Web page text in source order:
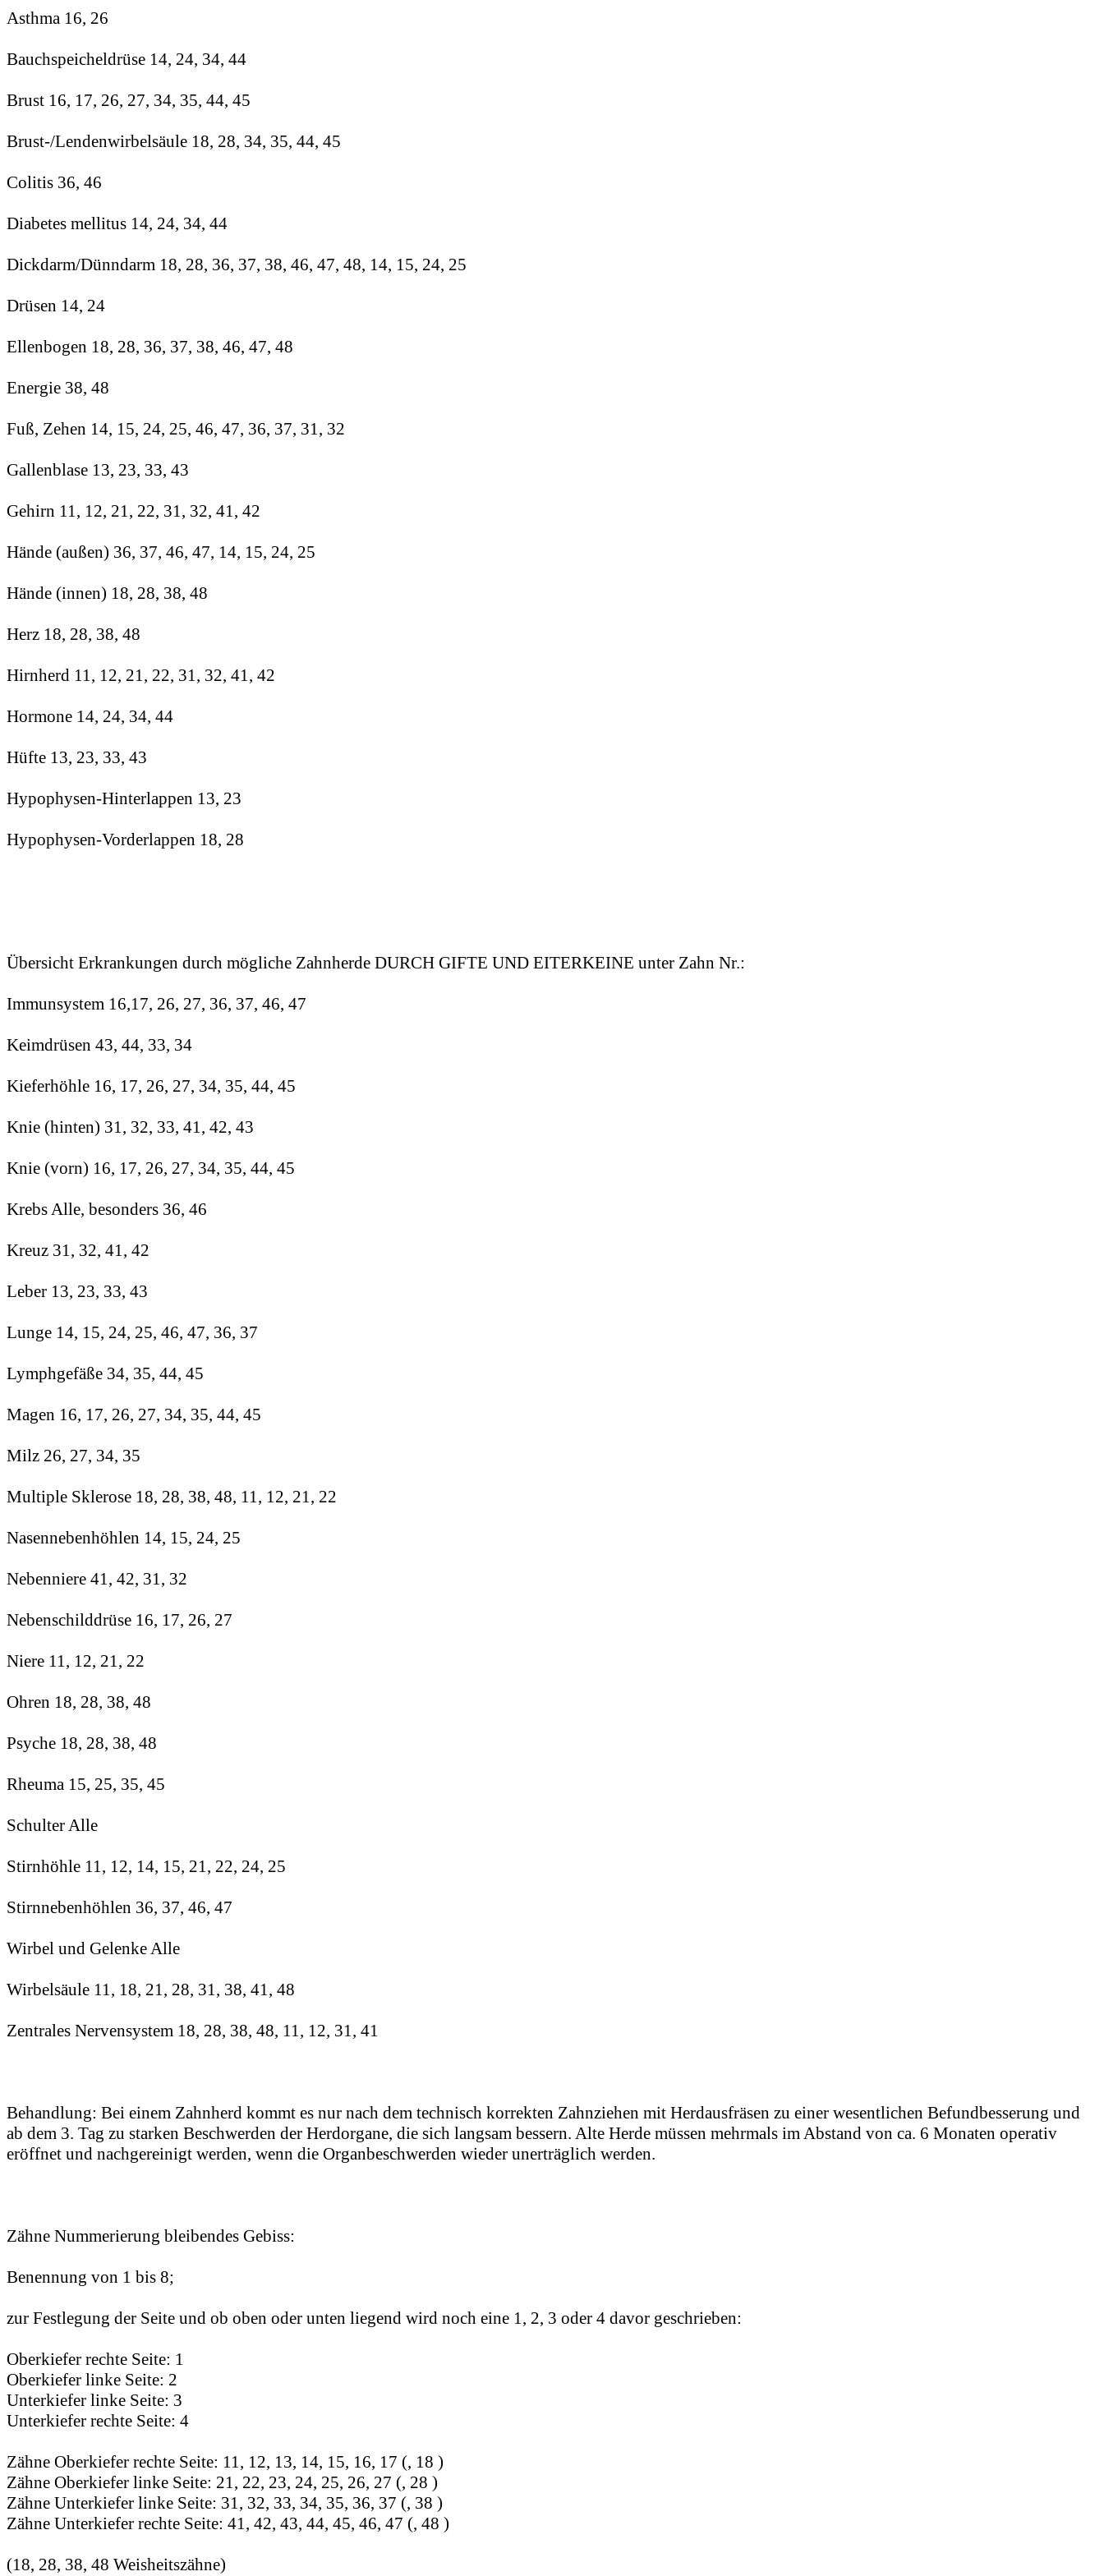
Asthma 16, 26
Bauchspeicheldrüse 14, 24, 34, 44
Brust 16, 17, 26, 27, 34, 35, 44, 45
Brust-/Lendenwirbelsäule 18, 28, 34, 35, 44, 45
Colitis 36, 46
Diabetes mellitus 14, 24, 34, 44
Dickdarm/Dünndarm 18, 28, 36, 37, 38, 46, 47, 48, 14, 15, 24, 25
Drüsen 14, 24
Ellenbogen 18, 28, 36, 37, 38, 46, 47, 48
Energie 38, 48
Fuß, Zehen 14, 15, 24, 25, 46, 47, 36, 37, 31, 32
Gallenblase 13, 23, 33, 43
Gehirn 11, 12, 21, 22, 31, 32, 41, 42
Hände (außen) 36, 37, 46, 47, 14, 15, 24, 25
Hände (innen) 18, 28, 38, 48
Herz 18, 28, 38, 48
Hirnherd 11, 12, 21, 22, 31, 32, 41, 42
Hormone 14, 24, 34, 44
Hüfte 13, 23, 33, 43
Hypophysen-Hinterlappen 13, 23
Hypophysen-Vorderlappen 18, 28
Übersicht Erkrankungen durch mögliche Zahnherde DURCH GIFTE UND EITERKEINE unter Zahn Nr.:
Immunsystem 16,17, 26, 27, 36, 37, 46, 47
Keimdrüsen 43, 44, 33, 34
Kieferhöhle 16, 17, 26, 27, 34, 35, 44, 45
Knie (hinten) 31, 32, 33, 41, 42, 43
Knie (vorn) 16, 17, 26, 27, 34, 35, 44, 45
Krebs Alle, besonders 36, 46
Kreuz 31, 32, 41, 42
Leber 13, 23, 33, 43
Lunge 14, 15, 24, 25, 46, 47, 36, 37
Lymphgefäße 34, 35, 44, 45
Magen 16, 17, 26, 27, 34, 35, 44, 45
Milz 26, 27, 34, 35
Multiple Sklerose 18, 28, 38, 48, 11, 12, 21, 22
Nasennebenhöhlen 14, 15, 24, 25
Nebenniere 41, 42, 31, 32
Nebenschilddrüse 16, 17, 26, 27
Niere 11, 12, 21, 22
Ohren 18, 28, 38, 48
Psyche 18, 28, 38, 48
Rheuma 15, 25, 35, 45
Schulter Alle
Stirnhöhle 11, 12, 14, 15, 21, 22, 24, 25
Stirnnebenhöhlen 36, 37, 46, 47
Wirbel und Gelenke Alle
Wirbelsäule 11, 18, 21, 28, 31, 38, 41, 48
Zentrales Nervensystem 18, 28, 38, 48, 11, 12, 31, 41
Behandlung: Bei einem Zahnherd kommt es nur nach dem technisch korrekten Zahnziehen mit Herdausfräsen zu einer wesentlichen Befundbesserung und
ab dem 3. Tag zu starken Beschwerden der Herdorgane, die sich langsam bessern. Alte Herde müssen mehrmals im Abstand von ca. 6 Monaten operativ
eröffnet und nachgereinigt werden, wenn die Organbeschwerden wieder unerträglich werden.
Zähne Nummerierung bleibendes Gebiss:
Benennung von 1 bis 8;
zur Festlegung der Seite und ob oben oder unten liegend wird noch eine 1, 2, 3 oder 4 davor geschrieben:
Oberkiefer rechte Seite: 1
Oberkiefer linke Seite: 2
Unterkiefer linke Seite: 3
Unterkiefer rechte Seite: 4
Zähne Oberkiefer rechte Seite: 11, 12, 13, 14, 15, 16, 17 (, 18 )
Zähne Oberkiefer linke Seite: 21, 22, 23, 24, 25, 26, 27 (, 28 )
Zähne Unterkiefer linke Seite: 31, 32, 33, 34, 35, 36, 37 (, 38 )
Zähne Unterkiefer rechte Seite: 41, 42, 43, 44, 45, 46, 47 (, 48 )
(18, 28, 38, 48 Weisheitszähne)